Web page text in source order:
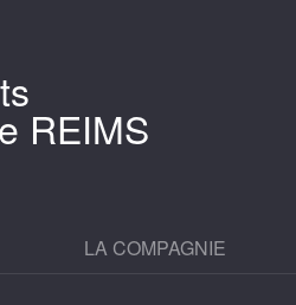
REIMS
LA COMPAGNIE